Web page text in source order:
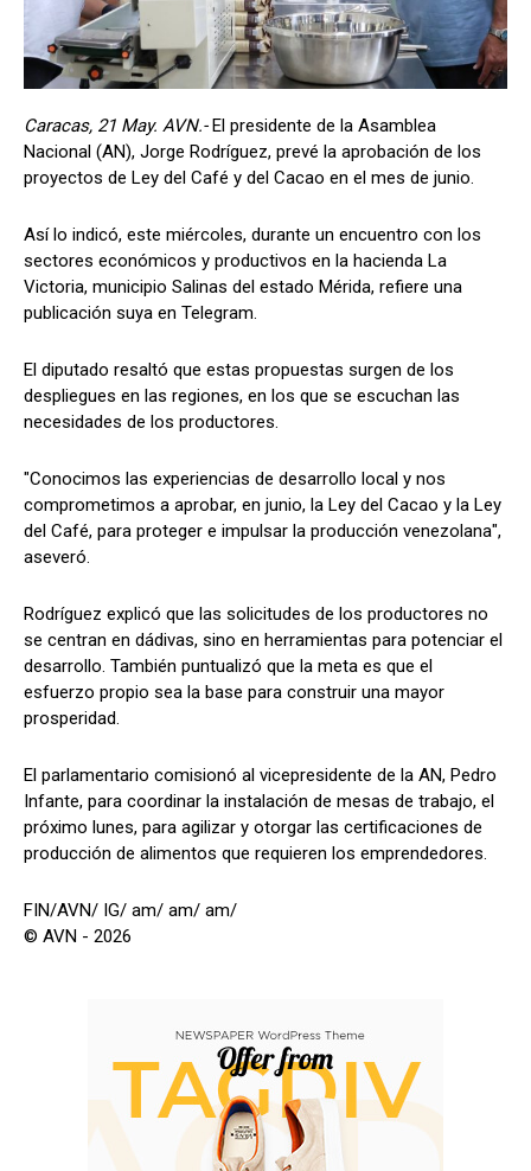
Caracas, 21 May. AVN.-El presidente de la Asamblea
Nacional (AN), Jorge Rodríguez, prevé la aprobación de los
proyectos de Ley del Café y del Cacao en el mes de junio.
Así lo indicó, este miércoles, durante un encuentro con los
sectores económicos y productivos en la hacienda La
Victoria, municipio Salinas del estado Mérida, refiere una
publicación suya en Telegram.
El diputado resaltó que estas propuestas surgen de los
despliegues en las regiones, en los que se escuchan las
necesidades de los productores.
"Conocimos las experiencias de desarrollo local y nos
comprometimos a aprobar, en junio, la Ley del Cacao y la Ley
del Café, para proteger e impulsar la producción venezolana",
aseveró.
Rodríguez explicó que las solicitudes de los productores no
se centran en dádivas, sino en herramientas para potenciar el
desarrollo. También puntualizó que la meta es que el
esfuerzo propio sea la base para construir una mayor
prosperidad.
El parlamentario comisionó al vicepresidente de la AN, Pedro
Infante, para coordinar la instalación de mesas de trabajo, el
próximo lunes, para agilizar y otorgar las certificaciones de
producción de alimentos que requieren los emprendedores.
FIN/AVN/ IG/ am/ am/ am/
© AVN - 2026